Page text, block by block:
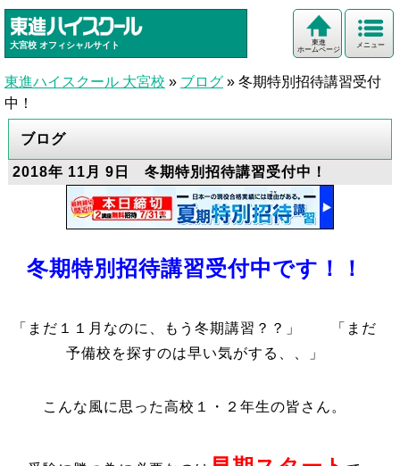
大宮校 オフィシャルサイト メニュー
東進
ホームページ
東進ハイスクール 大宮校 » ブログ » 冬期特別招待講習受付
中！
ブログ
2018年 11月 9日 冬期特別招待講習受付中！
冬期特別招待講習受付中です！！
「まだ１１月なのに、もう冬期講習？？」 「まだ
予備校を探すのは早い気がする、、」
こんな風に思った高校１・２年生の皆さん。